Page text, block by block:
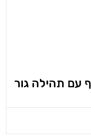
עם תהילה גור